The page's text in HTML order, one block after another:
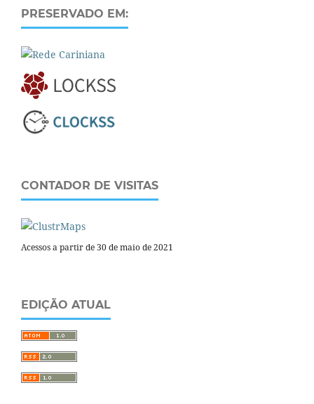
PRESERVADO EM:
CONTADOR DE VISITAS
Acessos a partir de 30 de maio de 2021
EDIÇÃO ATUAL